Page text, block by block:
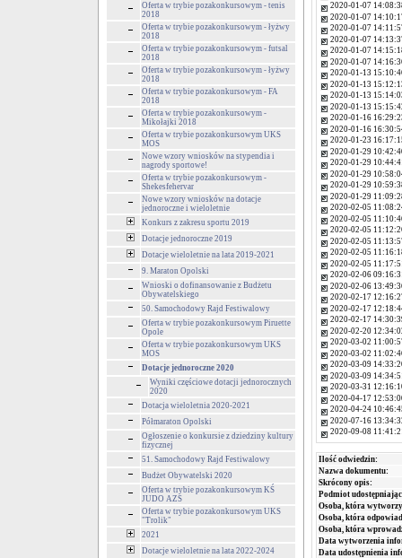
Oferta w trybie pozakonkursowym - tenis
2018
Oferta w trybie pozakonkursowym - łyżwy
2018
Oferta w trybie pozakonkursowym - futsal
2018
Oferta w trybie pozakonkursowym - łyżwy
2018
Oferta w trybie pozakonkursowym - FA
2018
Oferta w trybie pozakonkursowym -
Mikołajki 2018
Oferta w trybie pozakonkursowym UKS
MOS
Nowe wzory wniosków na stypendia i
nagrody sportowe!
Oferta w trybie pozakonkursowym -
Shekesfehervar
Nowe wzory wniosków na dotacje
jednoroczne i wieloletnie
Konkurs z zakresu sportu 2019
Dotacje jednoroczne 2019
Dotacje wieloletnie na lata 2019-2021
9. Maraton Opolski
Wnioski o dofinansowanie z Budżetu
Obywatelskiego
50. Samochodowy Rajd Festiwalowy
Oferta w trybie pozakonkursowym Piruette
Opole
Oferta w trybie pozakonkursowym UKS
MOS
Dotacje jednoroczne 2020
Wyniki częściowe dotacji jednorocznych
2020
Dotacja wieloletnia 2020-2021
Półmaraton Opolski
Ogłoszenie o konkursie z dziedziny kultury
fizycznej
51. Samochodowy Rajd Festiwalowy
Budżet Obywatelski 2020
Oferta w trybie pozakonkursowym KŚ
JUDO AZS
Oferta w trybie pozakonkursowym UKS
"Trolik"
2021
Dotacje wieloletnie na lata 2022-2024
2020-01-07
2020-01-07
2020-01-07
2020-01-07
2020-01-07
2020-01-07
2020-01-13
2020-01-13
2020-01-13
2020-01-13
2020-01-16
2020-01-16
2020-01-23
2020-01-29
2020-01-29
2020-01-29
2020-01-29
2020-01-29
2020-02-05
2020-02-05
2020-02-05
2020-02-05
2020-02-05
2020-02-05
2020-02-06
2020-02-06
2020-02-17
2020-02-17
2020-02-17
2020-02-20
2020-03-02
2020-03-02
2020-03-09
2020-03-09
2020-03-31
2020-04-17
2020-04-24
2020-07-16
2020-09-08
Ilość odwiedzin:
Nazwa dokumentu:
Skrócony opis:
Podmiot
Osoba, która
Osoba, która
Osoba, która
Data wytworzenia
Data udostępnienia